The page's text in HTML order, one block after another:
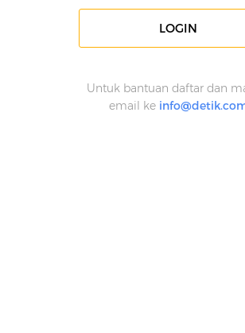
LOGIN
Untuk bantuan daftar dan
email ke